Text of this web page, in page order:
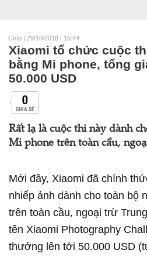
Chíp | 29/10/2018 | 15:44
Xiaomi tổ chức cuộc
bằng Mi phone, tổng
50.000 USD
0
CHIA SẺ
Rất lạ là cuộc thi này dành
Mi phone trên toàn cầu,
Mới đây, Xiaomi đã chính
nhiếp ảnh dành cho toàn bộ
trên toàn cầu, ngoại trừ
tên Xiaomi Photography
thưởng lên tới 50.000 USD